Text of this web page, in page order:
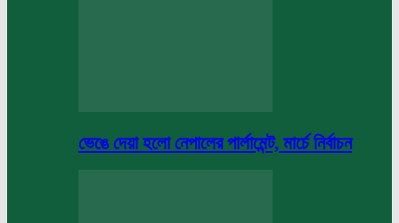
ভেঙে দেয়া হলো নেপালের পার্লামেন্ট, মার্চে নির্বাচন